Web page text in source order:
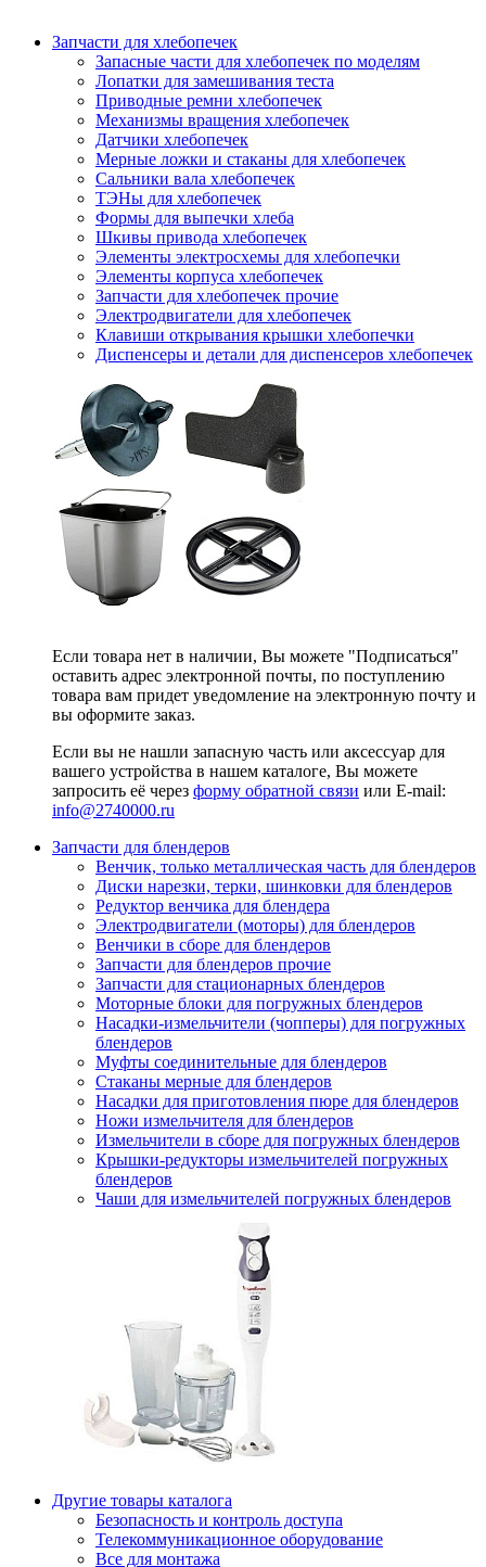
Запчасти для хлебопечек
Запасные части для хлебопечек по моделям
Лопатки для замешивания теста
Приводные ремни хлебопечек
Механизмы вращения хлебопечек
Датчики хлебопечек
Мерные ложки и стаканы для хлебопечек
Сальники вала хлебопечек
ТЭНы для хлебопечек
Формы для выпечки хлеба
Шкивы привода хлебопечек
Элементы электросхемы для хлебопечки
Элементы корпуса хлебопечек
Запчасти для хлебопечек прочие
Электродвигатели для хлебопечек
Клавиши открывания крышки хлебопечки
Диспенсеры и детали для диспенсеров хлебопечек
Если товара нет в наличии, Вы можете "Подписаться"
оставить адрес электронной почты, по поступлению
товара вам придет уведомление на электронную почту и
вы оформите заказ.
Если вы не нашли запасную часть или аксессуар для
вашего устройства в нашем каталоге, Вы можете
запросить её через форму обратной связи или E-mail:
info@2740000.ru
Запчасти для блендеров
Венчик, только металлическая часть для блендеров
Диски нарезки, терки, шинковки для блендеров
Редуктор венчика для блендера
Электродвигатели (моторы) для блендеров
Венчики в сборе для блендеров
Запчасти для блендеров прочие
Запчасти для стационарных блендеров
Моторные блоки для погружных блендеров
Насадки-измельчители (чопперы) для погружных
блендеров
Муфты соединительные для блендеров
Стаканы мерные для блендеров
Насадки для приготовления пюре для блендеров
Ножи измельчителя для блендеров
Измельчители в сборе для погружных блендеров
Крышки-редукторы измельчителей погружных
блендеров
Чаши для измельчителей погружных блендеров
Другие товары каталога
Безопасность и контроль доступа
Телекоммуникационное оборудование
Все для монтажа